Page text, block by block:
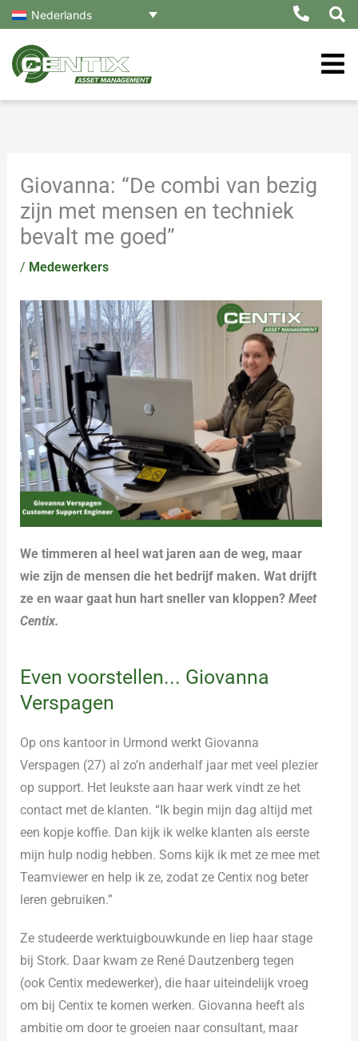
Ga
naar
de
inhoud
Nederlands
Giovanna: “De combi van bezig
zijn met mensen en techniek
bevalt me goed”
/ Medewerkers
We timmeren al heel wat jaren aan de weg, maar
wie zijn de mensen die het bedrijf maken. Wat drijft
ze en waar gaat hun hart sneller van kloppen?Meet
Centix.
Even voorstellen... Giovanna
Verspagen
Op ons kantoor in Urmond werkt Giovanna
Verspagen (27) al zo’n anderhalf jaar met veel plezier
op support. Het leukste aan haar werk vindt ze het
contact met de klanten. “Ik begin mijn dag altijd met
een kopje koffie. Dan kijk ik welke klanten als eerste
mijn hulp nodig hebben. Soms kijk ik met ze mee met
Teamviewer en help ik ze, zodat ze Centix nog beter
leren gebruiken.”
Ze studeerde werktuigbouwkunde en liep haar stage
bij Stork. Daar kwam ze René Dautzenberg tegen
(ook Centix medewerker), die haar uiteindelijk vroeg
om bij Centix te komen werken. Giovanna heeft als
ambitie om door te groeien naar consultant, maar